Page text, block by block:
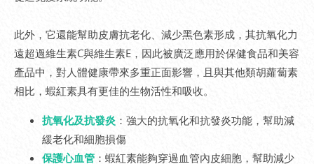
此外，它還能幫助皮膚抗老化、減少黑色素形成，其抗氧化力
遠超過維生素C與維生素E，因此被廣泛應用於保健食品和美容
產品中，對人體健康帶來多重正面影響，且與其他類胡蘿蔔素
相比，蝦紅素具有更佳的生物活性和吸收。
抗氧化及抗發炎 ：強大的抗氧化和抗發炎功能，幫助減
緩老化和細胞損傷
保護心血管 ：蝦紅素能夠穿過血管內皮細胞，幫助減少